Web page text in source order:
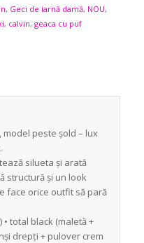
, Geci de iarnă damă, NOU,
, calvin, geaca cu puf
model peste șold – lux
silueta și arată
structură și un look
face orice outfit să pară
total black (maletă +
drepți + pulover crem